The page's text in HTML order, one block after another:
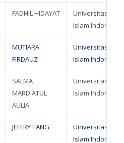
FADHIL HIDAYAT
Universitas
Islam Indonesia
MUTIARA
FIRDAUZ
Universitas
Islam Indonesia
SALMA
MARDIATUL
AULIA
Universitas
Islam Indonesia
JEFFRY TANG
Universitas
Islam Indonesia